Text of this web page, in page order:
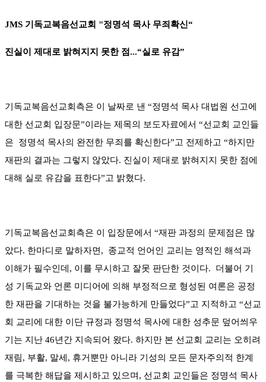
JMS 기독교복음선교회 "정명석 목사 무죄확신“
진실이 제대로 밝혀지지 못한 점...“실로 유감”
기독교복음선교회측은 이 날짜로 낸 “정명석 목사 대법원 선고에
대한 선교회 입장문”이라는 제목의 보도자료에서 “선교회 교인들
은 정명석 목사의 완전한 무죄를 확신한다”고 전제하고 “하지만
재판의 결과는 그렇지 않았다. 진실이 제대로 밝혀지지 못한 점에
대해 실로 유감을 표한다”고 밝혔다.
기독교복음선교회측은 이 입장문에서 “재판 과정의 문제점은 많
았다. 한마디로 말하자면, 종교적 언어인 교리는 영적인 해석과
이해가 필수인데, 이를 무시하고 잘못 판단한 것이다. 더불어 기
성 기독교와 언론 미디어에 의해 부정적으로 형성된 여론은 공정
한 재판을 기대하는 것을 불가능하게 만들었다”고 지적하고 “선교
회 교리에 대한 이단 규정과 정명석 목사에 대한 성추문 덮어씌우
기는 지난 46년간 지속되어 왔다. 하지만 본 선교회 교리는 오히려
재림, 부활, 말세, 휴거뿐만 아니라 기성의 모든 문자주의적 한계
를 극복한 해답을 제시하고 있으며, 선교회 교인들은 정명석 목사